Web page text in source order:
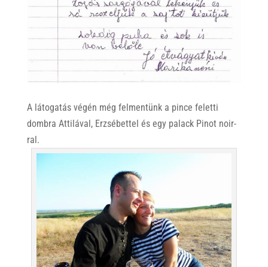
A látogatás végén még felmentünk a pince feletti
dombra Attilával, Erzsébettel és egy palack Pinot noir-
ral.